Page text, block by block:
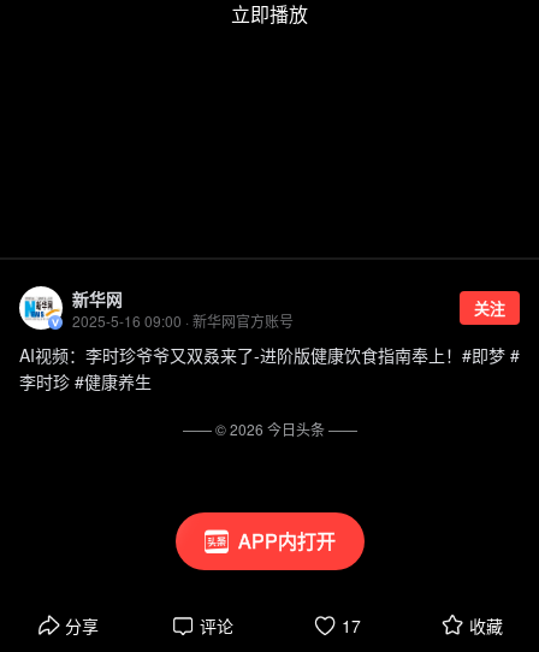
APP内打开
新华网
2025-5-16 09:00 · 新华网官方账号
关注
AI视频：李时珍爷爷又双叒来了-进阶版健康饮食指南奉上！#即梦 #
李时珍 #健康养生
分享 评论 17 收藏
—— ©2026 今日头条——